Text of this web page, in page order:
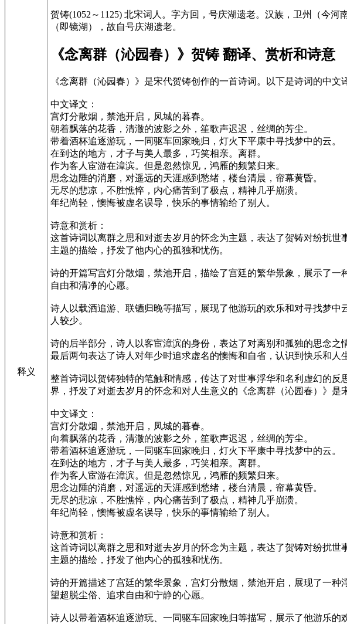
释义
贺铸(1052～1125) 北宋词人。字方回，号庆湖遗老。汉族，卫州（今
（即镜湖），故自号庆湖遗老。
《念离群（沁园春）》贺铸 翻译、赏析和诗意
《念离群（沁园春）》是宋代贺铸创作的一首诗词。以下是诗词的中文
中文译文：
宫灯分散烟，禁池开启，凤城的暮春。
朝着飘落的花香，清澈的波影之外，笙歌声迟迟，丝绸的芳尘。
带着酒杯追逐游玩，一同驱车回家晚归，灯火下平康中寻找梦中的云。
在到达的地方，才子与美人最多，巧笑相亲。离群。
作为客人宦游在漳滨。但是忽然惊见，鸿雁的频繁归来。
思念边陲的消磨，对遥远的天涯感到愁绪，楼台清晨，帘幕黄昏。
无尽的悲凉，不胜憔悴，内心痛苦到了极点，精神几乎崩溃。
年纪尚轻，懊悔被虚名误导，快乐的事情输给了别人。
诗意和赏析：
这首诗词以离群之思和对逝去岁月的怀念为主题，表达了贺铸对纷扰
主题的描绘，抒发了他内心的孤独和忧伤。
诗的开篇写宫灯分散烟，禁池开启，描绘了宫廷的繁华景象，展示了
自由和清净的心愿。
诗人以载酒追游、联镳归晚等描写，展现了他游玩的欢乐和对寻找梦
人较少。
诗的后半部分，诗人以客宦漳滨的身份，表达了对离别和孤独的思念
最后两句表达了诗人对年少时追求虚名的懊悔和自省，认识到快乐和人
整首诗词以贺铸独特的笔触和情感，传达了对世事浮华和名利虚幻的
界，抒发了对逝去岁月的怀念和对人生意义的《念离群（沁园春）》
中文译文：
宫灯分散烟，禁池开启，凤城的暮春。
向着飘落的花香，清澈的波影之外，笙歌声迟迟，丝绸的芳尘。
带着酒杯追逐游玩，一同驱车回家晚归，灯火下平康中寻找梦中的云。
在到达的地方，才子与美人最多，巧笑相亲。离群。
作为客人宦游在漳滨。但是忽然惊见，鸿雁的频繁归来。
思念边陲的消磨，对遥远的天涯感到愁绪，楼台清晨，帘幕黄昏。
无尽的悲凉，不胜憔悴，内心痛苦到了极点，精神几乎崩溃。
年纪尚轻，懊悔被虚名误导，快乐的事情输给了别人。
诗意和赏析：
这首诗词以离群之思和对逝去岁月的怀念为主题，表达了贺铸对纷扰
主题的描绘，抒发了他内心的孤独和忧伤。
诗的开篇描述了宫廷的繁华景象，宫灯分散烟，禁池开启，展现了一
望超脱尘俗、追求自由和宁静的心愿。
诗人以带着酒杯追逐游玩、一同驱车回家晚归等描写，展示了他游乐